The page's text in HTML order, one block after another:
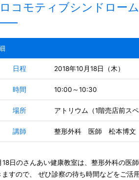
ロコモティブシンドロー
日程 2018年10月18日（木）
時間 10:00～10:30
場所 アトリウム（1階売店前スペ
講師 整形外科 医師 松本博文
18日のさんあい健康教室は、整形外科の医
ますので、 ぜひ診察の待ち時間などをご活